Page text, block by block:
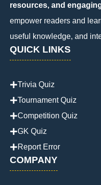
resources, and
empower readers and
useful knowledge, and
QUICK LINKS
Trivia Quiz
Tournament Quiz
Competition Quiz
GK Quiz
Report Error
COMPANY